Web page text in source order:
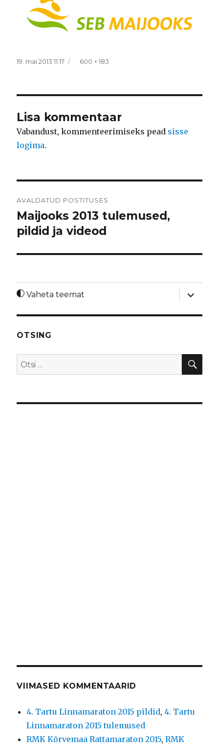
Postitatud
19. mai 2013 11:17 Täissuurus
600 × 183
Lisa kommentaar
Vabandust, kommenteerimiseks pead sisse
logima.
AVALDATUD POSTITUSES
Maijooks 2013 tulemused,
pildid ja videod
Vaheta teemat
laienda
OTSING
Otsi:
VIIMASED KOMMENTAARID
4. Tartu Linnamaraton 2015 pildid,4. Tartu
Linnamaraton 2015 tulemused
RMK Kõrvemaa Rattamaraton 2015,RMK